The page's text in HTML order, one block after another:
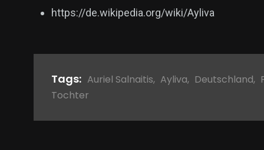
https://de.wikipedia.org/wiki/Ayliva
Tags: Auriel Salnaitis, Ayliva, Deutschland,
Tochter